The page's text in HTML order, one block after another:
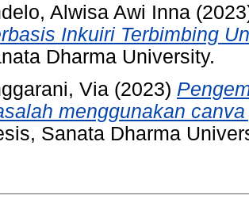
Alwisa Awi Inna
Inkuiri Terbimbing
Dharma University.
Via (2023)
menggunakan
Sanata Dharma